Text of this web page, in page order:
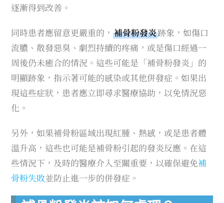
逐漸得到改善。
同時患者應留意更嚴重的，補骨粉發炎跡象，如傷口
流膿、散發惡臭、劇烈持續的疼痛，或是傷口經過一
周後仍未癒合的情況。這些可能是「補骨粉發炎」的
明顯跡象，指示著可能的感染或其他併發症。如果出
現這些症狀，患者應立即尋求醫療協助，以免情況惡
化。
另外，如果補骨粉區域出現紅腫、熱感，或是患者體
溫升高，這些也可能是補骨粉引起的發炎反應。在這
些情況下，及時的醫療介入至關重要，以確保避免補
骨粉失敗並防止進一步的併發症。